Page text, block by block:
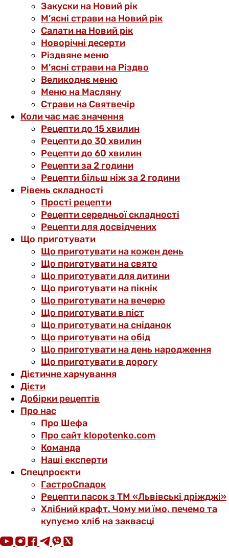
Закуски на Новий рік
М’ясні страви на Новий рік
Салати на Новий рік
Новорічні десерти
Різдвяне меню
М’ясні страви на Різдво
Великоднє меню
Меню на Масляну
Страви на Святвечір
Коли час має значення
Рецепти до 15 хвилин
Рецепти до 30 хвилин
Рецепти до 60 хвилин
Рецепти за 2 години
Рецепти більш ніж за 2 години
Рівень складності
Прості рецепти
Рецепти середньої складності
Рецепти для досвідчених
Що приготувати
Що приготувати на кожен день
Що приготувати на свято
Що приготувати для дитини
Що приготувати на пікнік
Що приготувати на вечерю
Що приготувати в піст
Що приготувати на сніданок
Що приготувати на обід
Що приготувати на день народження
Що приготувати в дорогу
Дієтичне харчування
Дієти
Добірки рецептів
Про нас
Про Шефа
Про сайт klopotenko.com
Команда
Наші експерти
Спецпроєкти
ГастроСпадок
Рецепти пасок з ТМ «Львівські дріжджі»
Хлібний крафт. Чому ми їмо, печемо та
купуємо хліб на заквасці